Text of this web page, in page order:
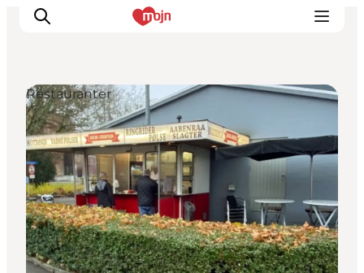
Oplevelser
Byer & Steder
Det sker
Overnatning
Planlæg din ferie
Booking
Restauranter